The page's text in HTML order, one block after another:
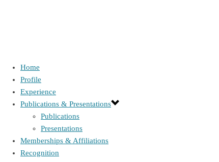
Home
Profile
Experience
Publications & Presentations
Publications
Presentations
Memberships & Affiliations
Recognition
CONDICIONES GENERALES DE USO DEL SITIO WEB
www.hendel-idr.com
Esta web HENDEL IDR (EN ADELANTE EL PROPIETARIO)
actividades. Las presentes condiciones generales rigen única y
presentes condiciones generales se le exponen al USUARIO en el
través de internet y se encuentre plenamente informado.